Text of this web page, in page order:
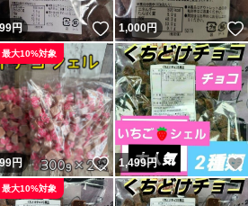
ね！
円 いいね！
1,000円
ね！
円 いいね！
最大10%対象
1,499円
最大10%対象